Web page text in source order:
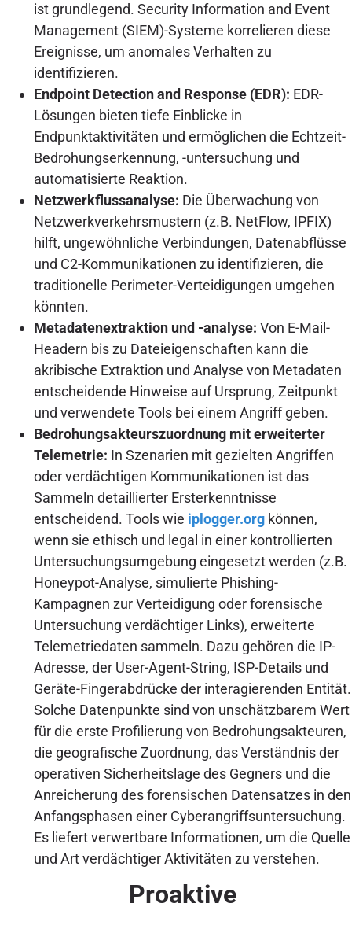
ist grundlegend. Security Information and Event
Management (SIEM)-Systeme korrelieren diese
Ereignisse, um anomales Verhalten zu
identifizieren.
Endpoint Detection and Response (EDR): EDR-
Lösungen bieten tiefe Einblicke in
Endpunktaktivitäten und ermöglichen die Echtzeit-
Bedrohungserkennung, -untersuchung und
automatisierte Reaktion.
Netzwerkflussanalyse: Die Überwachung von
Netzwerkverkehrsmustern (z.B. NetFlow, IPFIX)
hilft, ungewöhnliche Verbindungen, Datenabflüsse
und C2-Kommunikationen zu identifizieren, die
traditionelle Perimeter-Verteidigungen umgehen
könnten.
Metadatenextraktion und -analyse: Von E-Mail-
Headern bis zu Dateieigenschaften kann die
akribische Extraktion und Analyse von Metadaten
entscheidende Hinweise auf Ursprung, Zeitpunkt
und verwendete Tools bei einem Angriff geben.
Bedrohungsakteurszuordnung mit erweiterter
Telemetrie: In Szenarien mit gezielten Angriffen
oder verdächtigen Kommunikationen ist das
Sammeln detaillierter Ersterkenntnisse
entscheidend. Tools wie iplogger.orgkönnen,
wenn sie ethisch und legal in einer kontrollierten
Untersuchungsumgebung eingesetzt werden (z.B.
Honeypot-Analyse, simulierte Phishing-
Kampagnen zur Verteidigung oder forensische
Untersuchung verdächtiger Links), erweiterte
Telemetriedaten sammeln. Dazu gehören die IP-
Adresse, der User-Agent-String, ISP-Details und
Geräte-Fingerabdrücke der interagierenden Entität.
Solche Datenpunkte sind von unschätzbarem Wert
für die erste Profilierung von Bedrohungsakteuren,
die geografische Zuordnung, das Verständnis der
operativen Sicherheitslage des Gegners und die
Anreicherung des forensischen Datensatzes in den
Anfangsphasen einer Cyberangriffsuntersuchung.
Es liefert verwertbare Informationen, um die Quelle
und Art verdächtiger Aktivitäten zu verstehen.
Proaktive